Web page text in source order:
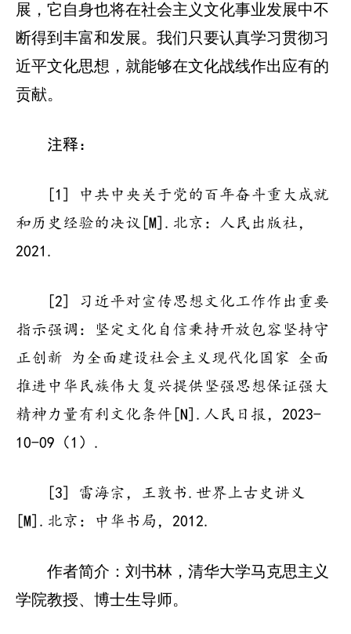
展，它自身也将在社会主义文化事业发展中不
断得到丰富和发展。我们只要认真学习贯彻习
近平文化思想，就能够在文化战线作出应有的
贡献。
注释：
[1] 中共中央关于党的百年奋斗重大成就
和历史经验的决议[M].北京：人民出版社，
2021.
[2] 习近平对宣传思想文化工作作出重要
指示强调：坚定文化自信秉持开放包容坚持守
正创新 为全面建设社会主义现代化国家 全面
推进中华民族伟大复兴提供坚强思想保证强大
精神力量有利文化条件[N].人民日报，2023-
10-09（1）.
[3] 雷海宗，王敦书.世界上古史讲义
[M].北京：中华书局，2012.
作者简介：刘书林，清华大学马克思主义
学院教授、博士生导师。